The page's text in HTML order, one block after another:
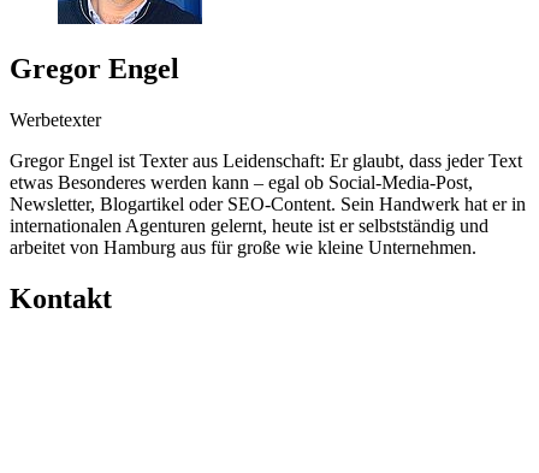
Gregor Engel
Werbetexter
Gregor Engel ist Texter aus Leidenschaft: Er glaubt, dass jeder Text
etwas Besonderes werden kann – egal ob Social-Media-Post,
Newsletter, Blogartikel oder SEO-Content. Sein Handwerk hat er in
internationalen Agenturen gelernt, heute ist er selbstständig und
arbeitet von Hamburg aus für große wie kleine Unternehmen.
Kontakt